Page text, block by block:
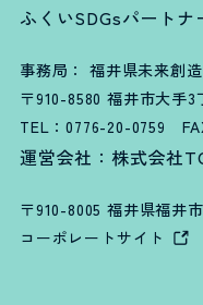
ふくいSDGsパートナ
事務局： 福井県未来創
〒910-8580 福井市大手3
TEL：0776-20-0759
運営会社：株式会社
〒910-8005 福井県福井
コーポレートサイト